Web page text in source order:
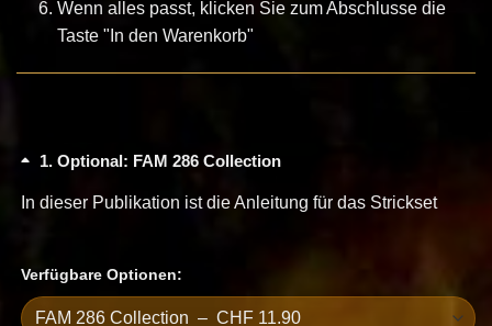
Wenn alles passt, klicken Sie zum Abschlusse die
Taste "In den Warenkorb"
1 Optional: FAM 286 Collection
In dieser Publikation ist die Anleitung für das Strickset
Verfügbare Optionen: